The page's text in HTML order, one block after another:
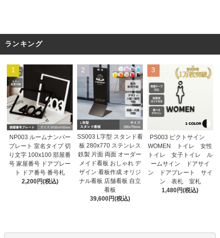
ランキング
1
NP003 ルームナンバー
プレート 室名タイプ 切
り文字 100x100 部屋番
号 家屋番号 ドアプレー
ト ドア番号 番号札
2,200円(税込)
2
SS003 L字型 スタンド看
板 280x770 ステンレス
鉄製 片面 両面 オーダー
メイド看板 おしゃれ デ
ザイン 看板作成 オリジ
ナル看板 店舗看板 自立
看板
39,600円(税込)
3
PS003 ピクトサイン
WOMEN トイレ 女性
トイレ 女子トイレ ル
ームサイン ドアサイ
ン ドアプレート サイ
ン 表札 室札
1,480円(税込)